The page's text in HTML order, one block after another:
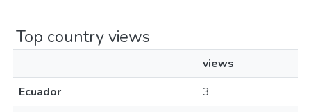
Top country views
views
Ecuador
3